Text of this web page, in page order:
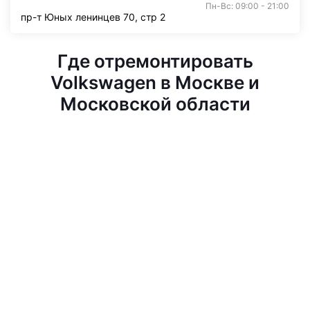
Пн-Вс: 09:00 - 21:00
пр-т Юных ленинцев 70, стр 2
Где отремонтировать
Volkswagen в Москве и
Московской области